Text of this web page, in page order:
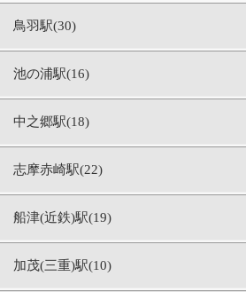
鳥羽駅(30)
池の浦駅(16)
中之郷駅(18)
志摩赤崎駅(22)
船津(近鉄)駅(19)
加茂(三重)駅(10)